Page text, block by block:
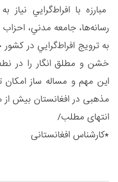
مبارزه با افراط‌گرايي
رسانه‌ها، جامعه مدني،
به ترويج افراط‌گرايي در
خشن و مطلق انگار را در
این مهم و مساله ساز
مذهبی در افغانستان بیش
انتهای مطلب/
*کارشناس افغانستانی